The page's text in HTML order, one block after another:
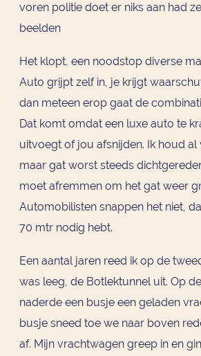
voren politie doet er niks aan had
beelden
Het klopt, een noodstop diverse
Auto grijpt zelf in, je krijgt
dan meteen erop gaat de
Dat komt omdat een luxe auto te
uitvoegt of jou afsnijden. Ik houd al
maar gat worst steeds
moet afremmen om het gat weer
Automobilisten snappen het niet,
70 mtr nodig hebt.
Een aantal jaren reed ik op de
was leeg, de Botlektunnel uit. Op
naderde een busje een geladen
busje sneed toe we naar boven
af. Mijn vrachtwagen greep in en